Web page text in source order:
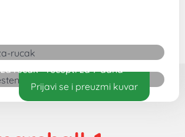
Prijavi se i preuzmi kuvar
ručak - recepti za 7 dana